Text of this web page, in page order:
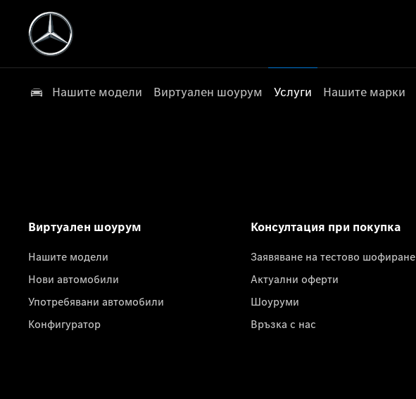
Нашите модели Виртуален шоурум Услуги Нашите марки
Виртуален шоурум
Нашите модели
Нови автомобили
Употребявани автомобили
Конфигуратор
Консултация при покупка
Заявяване на тестово шофиране
Актуални оферти
Шоуруми
Връзка с нас